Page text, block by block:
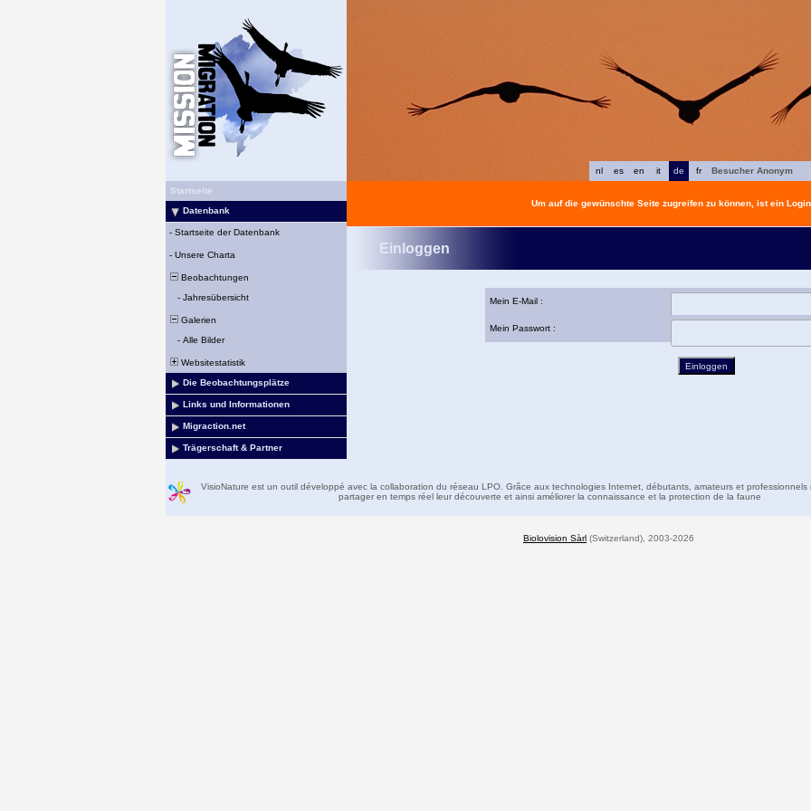
fr
de
it
en
es
nl
Besucher Anonym
Startseite
Datenbank
- Startseite der Datenbank
- Unsere Charta
Beobachtungen
- Jahresübersicht
Galerien
- Alle Bilder
Websitestatistik
Die Beobachtungsplätze
Links und Informationen
Migraction.net
Trägerschaft & Partner
Um auf die gewünschte Seite zugreifen zu können, ist ein
Einloggen
Mein E-Mail :
Mein Passwort :
VisioNature est un outil développé avec la collaboration du réseau LPO. Grâce aux technologies Internet, débutants, amateurs et professionnels
partager en temps réel leur découverte et ainsi améliorer la connaissance et la protection de la faune
Biolovision Sàrl (Switzerland), 2003-2026